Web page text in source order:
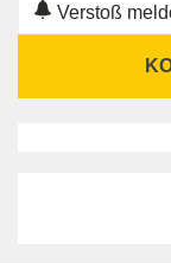
Verstoß